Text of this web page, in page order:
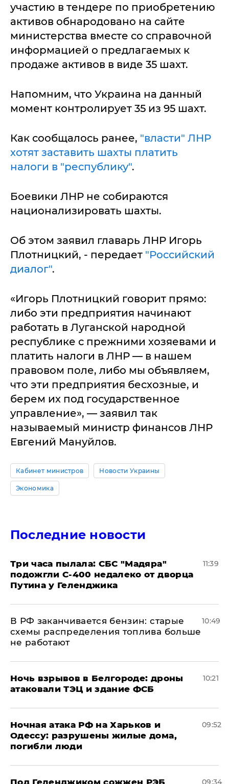
участию в тендере по приобретению
активов обнародовано на сайте
министерства вместе со справочной
информацией о предлагаемых к
продаже активов в виде 35 шахт.
Напомним, что Украина на данный
момент контролирует 35 из 95 шахт.
Как сообщалось ранее, "власти" ЛНР
хотят заставить шахты платить
налоги в "республику".
Боевики ЛНР не собираются
национализировать шахты.
Об этом заявил главарь ЛНР Игорь
Плотницкий, - передает "Российский
диалог".
«Игорь Плотницкий говорит прямо:
либо эти предприятия начинают
работать в Луганской народной
республике с прежними хозяевами и
платить налоги в ЛНР — в нашем
правовом поле, либо мы объявляем,
что эти предприятия бесхозные, и
берем их под государственное
управление», — заявил так
называемый министр финансов ЛНР
Евгений Мануйлов.
Кабинет министров Новости Украины
Экономика
Последние новости
Три часа пылала: СБС "Мадяра"
подожгли С-400 недалеко от дворца
Путина у Геленджика
11:39
​В РФ заканчивается бензин: старые
схемы распределения топлива больше
не работают
10:49
​Ночь взрывов в Белгороде: дроны
атаковали ТЭЦ и здание ФСБ
10:21
​Ночная атака РФ на Харьков и
Одессу: разрушены жилые дома,
погибли люди
09:52
Под Геленджиком сожжен РЭБ 09:34